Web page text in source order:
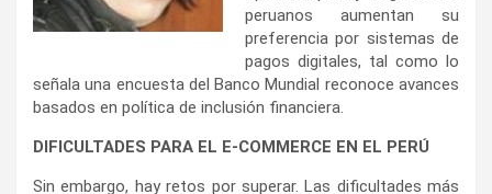
peruanos aumentan su
preferencia por sistemas de
pagos digitales, tal como lo
señala una encuesta del Banco Mundial reconoce avances
basados en política de inclusión financiera.
DIFICULTADES PARA EL E-COMMERCE EN EL PERÚ
Sin embargo, hay retos por superar. Las dificultades más